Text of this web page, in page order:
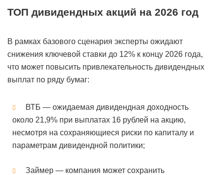
ТОП дивидендных акций на 2026 год
В рамках базового сценария эксперты ожидают
снижения ключевой ставки до 12% к концу 2026 года,
что может повысить привлекательность дивидендных
выплат по ряду бумаг:
ВТБ — ожидаемая дивидендная доходность
около 21,9% при выплатах 16 рублей на акцию,
несмотря на сохраняющиеся риски по капиталу и
параметрам дивидендной политики;
Займер — компания может сохранить